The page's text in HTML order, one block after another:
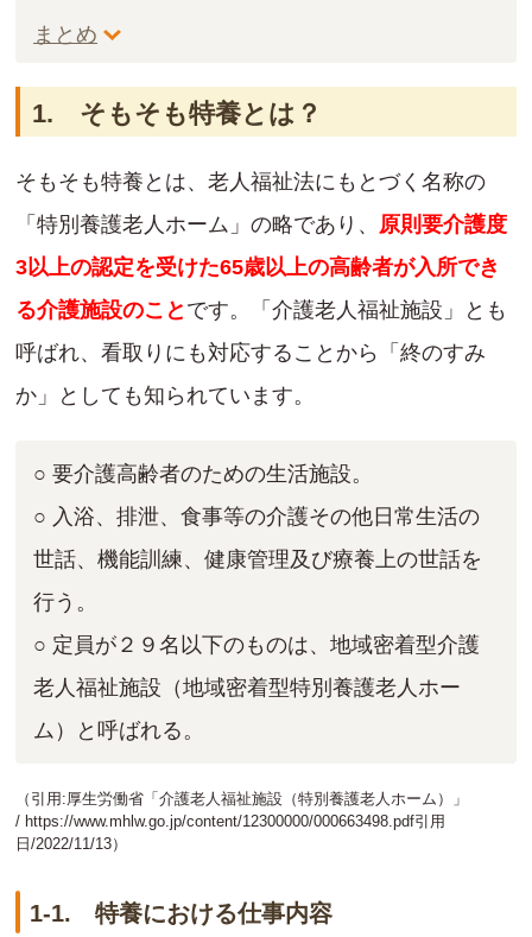
まとめ
1. そもそも特養とは？
そもそも特養とは、老人福祉法にもとづく名称の
「特別養護老人ホーム」の略であり、 原則要介護度
3以上の認定を受けた65歳以上の高齢者が入所でき
る介護施設のこと です。「介護老人福祉施設」とも
呼ばれ、看取りにも対応することから「終のすみ
か」としても知られています。
○ 要介護高齢者のための生活施設。
○ 入浴、排泄、食事等の介護その他日常生活の
世話、機能訓練、健康管理及び療養上の世話を
行う。
○ 定員が２９名以下のものは、地域密着型介護
老人福祉施設（地域密着型特別養護老人ホー
ム）と呼ばれる。
（引用:厚生労働省「介護老人福祉施設（特別養護老人ホーム）」
/ https://www.mhlw.go.jp/content/12300000/000663498.pdf引用
日/2022/11/13）
1-1. 特養における仕事内容